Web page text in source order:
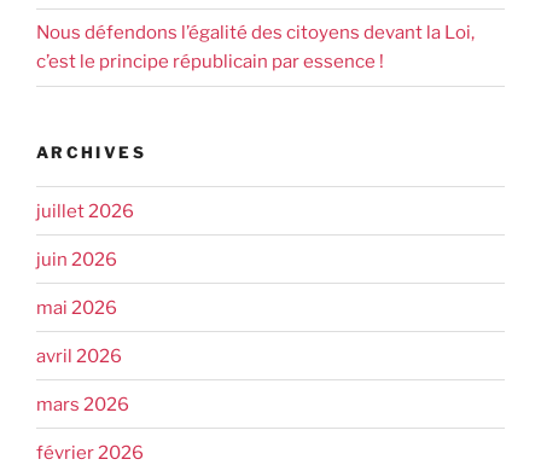
Nous défendons l’égalité des citoyens devant la Loi,
c’est le principe républicain par essence !
ARCHIVES
juillet 2026
juin 2026
mai 2026
avril 2026
mars 2026
février 2026